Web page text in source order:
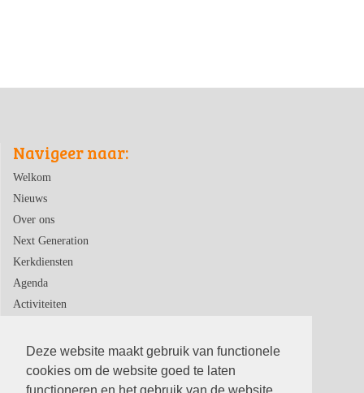
Deze website maakt gebruik van functionele
cookies om de website goed te laten
functioneren en het gebruik van de website
Navigeer naar:
Welkom
Nieuws
Over ons
Next Generation
Kerkdiensten
Agenda
Activiteiten